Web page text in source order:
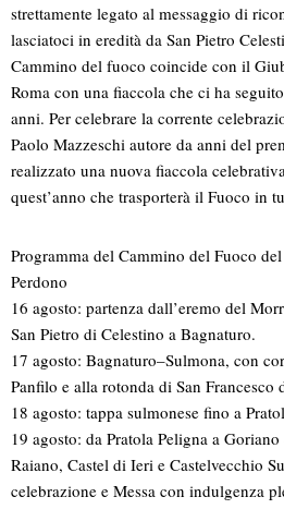
strettamente legato al messaggio di
lasciatoci in eredità da San Pietro
Cammino del fuoco coincide con il
Roma con una fiaccola che ci ha
anni. Per celebrare la corrente
Paolo Mazzeschi autore da anni del
realizzato una nuova fiaccola
quest’anno che trasporterà il Fuoco in
Programma del Cammino del Fuoco
Perdono
16 agosto: partenza dall’eremo del
San Pietro di Celestino a Bagnaturo.
17 agosto: Bagnaturo–Sulmona, con
Panfilo e alla rotonda di San Francesco
18 agosto: tappa sulmonese fino a
19 agosto: da Pratola Peligna a
Raiano, Castel di Ieri e Castelvecchio
celebrazione e Messa con indulgenza